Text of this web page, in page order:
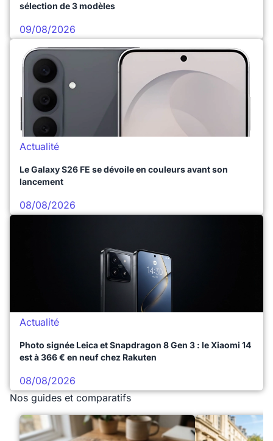
sélection de 3 modèles
09/08/2026
Actualité
Le Galaxy S26 FE se dévoile en couleurs avant son
lancement
08/08/2026
Actualité
Photo signée Leica et Snapdragon 8 Gen 3 : le Xiaomi 14
est à 366 € en neuf chez Rakuten
08/08/2026
Nos guides et comparatifs